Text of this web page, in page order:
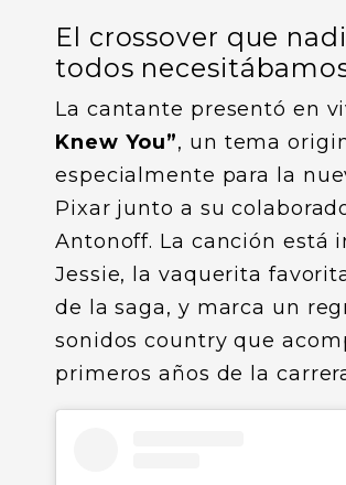
El crossover que
todos
La cantante presentó en
Knew You”, un tema
especialmente para la
Pixar junto a su
Antonoff. La canción está
Jessie, la vaquerita
de la saga, y marca un
sonidos country que
primeros años de la